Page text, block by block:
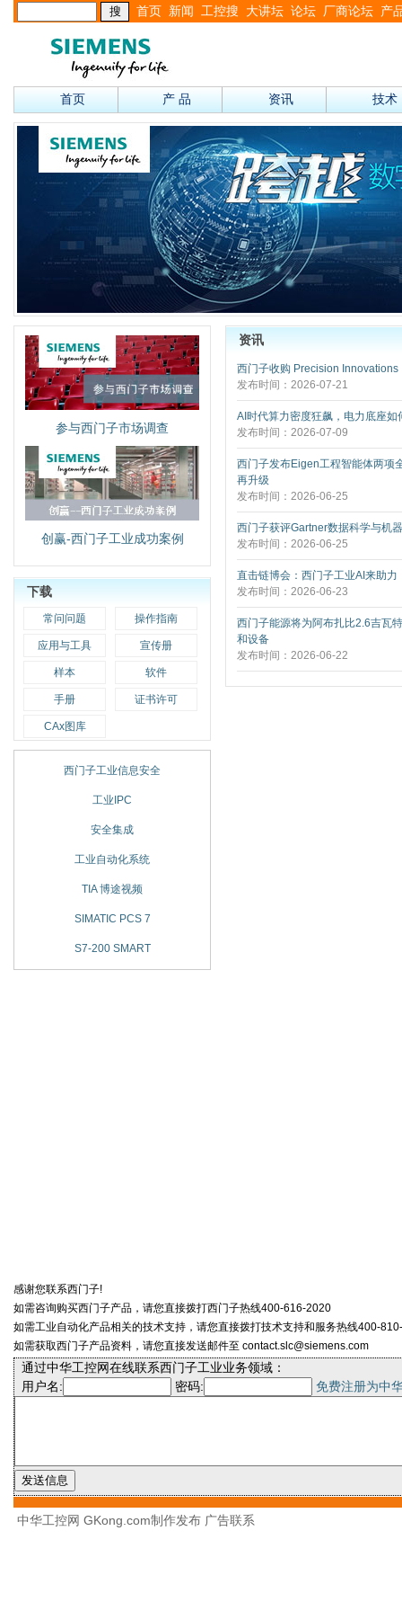
首页 新闻 工控搜 大讲坛 论坛 厂商论坛 产
首页 产 品 资讯 技术
参与西门子市场调查
创赢-西门子工业成功案例
下载
常问问题 操作指南
应用与工具 宣传册
样本 软件
手册 证书许可
CAx图库
西门子工业信息安全
工业IPC
安全集成
工业自动化系统
TIA 博途视频
SIMATIC PCS 7
S7-200 SMART
资讯
西门子收购 Precision Innovations
发布时间：2026-07-21
AI时代算力密度狂飙，电力底座如
发布时间：2026-07-09
西门子发布Eigen工程智能体两项
再升级
发布时间：2026-06-25
西门子获评Gartner数据科学与机
发布时间：2026-06-25
直击链博会：西门子工业AI来助力
发布时间：2026-06-23
西门子能源将为阿布扎比2.6吉瓦
和设备
发布时间：2026-06-22
感谢您联系西门子!
如需咨询购买西门子产品，请您直接拨打西门子热线400-616-2020
如需工业自动化产品相关的技术支持，请您直接拨打技术支持和服务热线400-
如需获取西门子产品资料，请您直接发送邮件至 contact.slc@siemens.com
通过中华工控网在线联系西门子工业业务领域：
用户名:
密码: 免费注册为中
中华工控网 GKong.com制作发布 广告联系